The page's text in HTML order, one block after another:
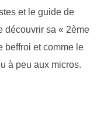
et le guide de
découvrir sa « 2ème
beffroi et comme le
à peu aux micros.